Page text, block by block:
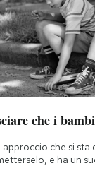
che i
approccio che si
e ha un